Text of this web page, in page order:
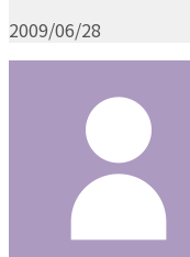
2009/06/28